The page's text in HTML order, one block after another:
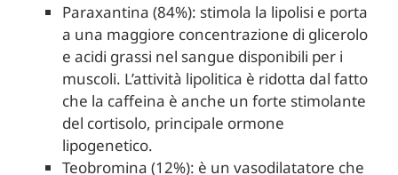
Paraxantina (84%): stimola la lipolisi e porta
a una maggiore concentrazione di glicerolo
e acidi grassi nel sangue disponibili per i
muscoli. L’attività lipolitica è ridotta dal fatto
che la caffeina è anche un forte stimolante
del cortisolo, principale ormone
lipogenetico.
Teobromina (12%): è un vasodilatatore che